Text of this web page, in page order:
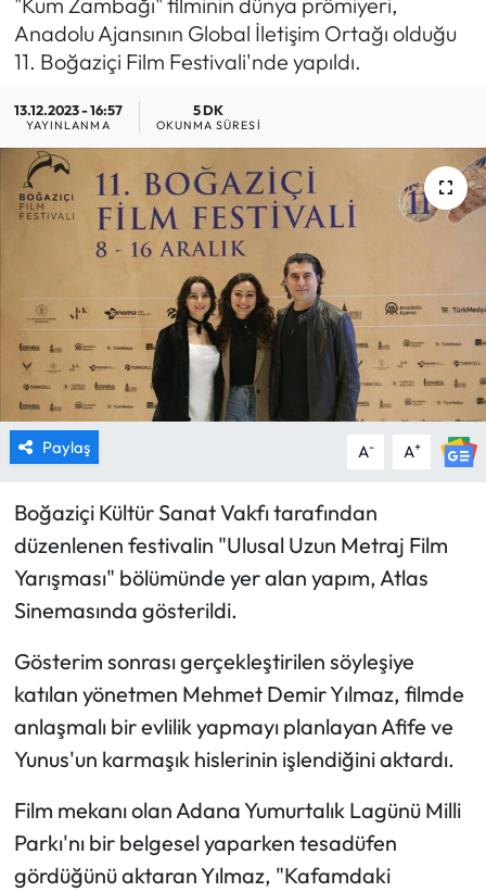
Anadolu Ajansının Global İletişim Ortağı olduğu
11. Boğaziçi Film Festivali'nde yapıldı.
13.12.2023 - 16:57
YAYINLANMA
5 DK
OKUNMA SÜRESI
Paylaş A- A+
Boğaziçi Kültür Sanat Vakfı tarafından
düzenlenen festivalin "Ulusal Uzun Metraj Film
Yarışması" bölümünde yer alan yapım, Atlas
Sinemasında gösterildi.
Gösterim sonrası gerçekleştirilen söyleşiye
katılan yönetmen Mehmet Demir Yılmaz, filmde
anlaşmalı bir evlilik yapmayı planlayan Afife ve
Yunus'un karmaşık hislerinin işlendiğini aktardı.
Film mekanı olan Adana Yumurtalık Lagünü Milli
Parkı'nı bir belgesel yaparken tesadüfen
gördüğünü aktaran Yılmaz, "Kafamdaki
MAGAZİN
SİYASET
SPOR
TARIM
TURİZM
YAŞAM
RESMİ İLANLAR